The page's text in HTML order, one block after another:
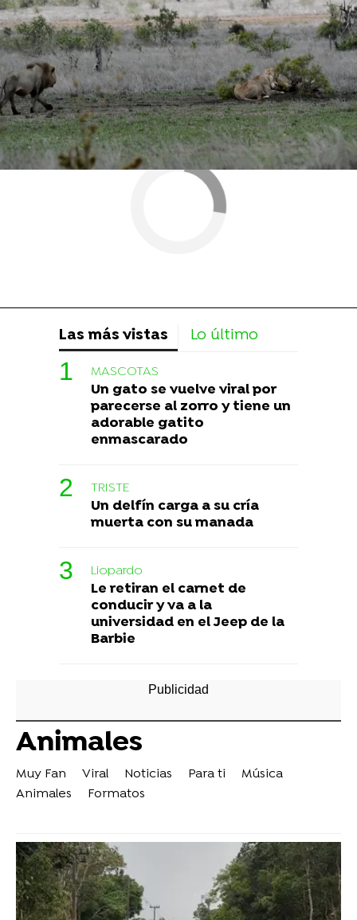
León
Las más vistas Lo último
MASCOTAS
Un gato se vuelve viral por
parecerse al zorro y tiene un
adorable gatito
enmascarado
TRISTE
Un delfín carga a su cría
muerta con su manada
Liopardo
Le retiran el carnet de
conducir y va a la
universidad en el Jeep de la
Barbie
Animales
Muy Fan Viral Noticias Para ti
Música
Animales
Formatos